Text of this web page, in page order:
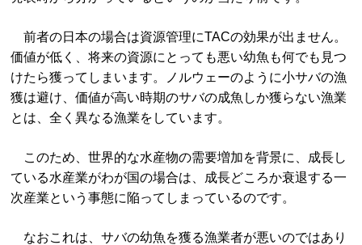
前者の日本の場合は資源管理にTACの効果が出ません。
価値が低く、将来の資源にとっても悪い幼魚も何でも見つ
けたら獲ってしまいます。ノルウェーのように小サバの漁
獲は避け、価値が高い時期のサバの成魚しか獲らない漁業
とは、全く異なる漁業をしています。
このため、世界的な水産物の需要増加を背景に、成長し
ている水産業がわが国の場合は、成長どころか衰退する一
次産業という事態に陥ってしまっているのです。
なおこれは、サバの幼魚を獲る漁業者が悪いのではあり